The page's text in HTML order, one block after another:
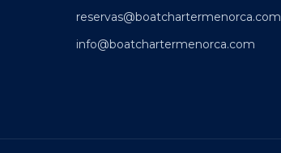
reservas@boatchartermenorca.com
info@boatchartermenorca.com